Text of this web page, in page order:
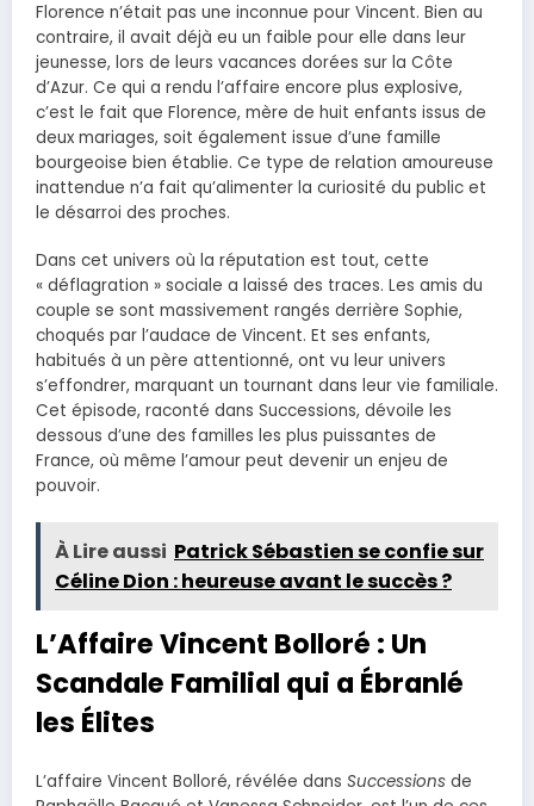
Florence n’était pas une inconnue pour Vincent. Bien au
contraire, il avait déjà eu un faible pour elle dans leur
jeunesse, lors de leurs vacances dorées sur la Côte
d’Azur. Ce qui a rendu l’affaire encore plus explosive,
c’est le fait que Florence, mère de huit enfants issus de
deux mariages, soit également issue d’une famille
bourgeoise bien établie. Ce type de relation amoureuse
inattendue n’a fait qu’alimenter la curiosité du public et
le désarroi des proches.
Dans cet univers où la réputation est tout, cette
« déflagration » sociale a laissé des traces. Les amis du
couple se sont massivement rangés derrière Sophie,
choqués par l’audace de Vincent. Et ses enfants,
habitués à un père attentionné, ont vu leur univers
s’effondrer, marquant un tournant dans leur vie familiale.
Cet épisode, raconté dans Successions, dévoile les
dessous d’une des familles les plus puissantes de
France, où même l’amour peut devenir un enjeu de
pouvoir.
À Lire aussi Patrick Sébastien se confie sur
Céline Dion : heureuse avant le succès ?
L’Affaire Vincent Bolloré : Un
Scandale Familial qui a Ébranlé
les Élites
L’affaire Vincent Bolloré, révélée dans Successions de